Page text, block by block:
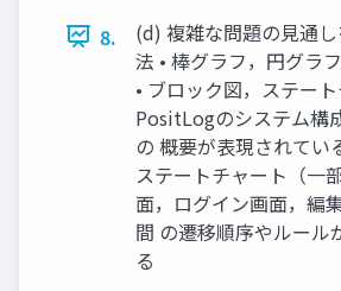
8.
(d) 複雑な問題の見通
法 • 棒グラフ，円グラ
• ブロック図，ステー
PositLogのシステム構
の 概要が表現されて
ステートチャート（一
面，ログイン画面，編
間 の遷移順序やルール
る